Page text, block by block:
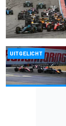
UITGELICHT